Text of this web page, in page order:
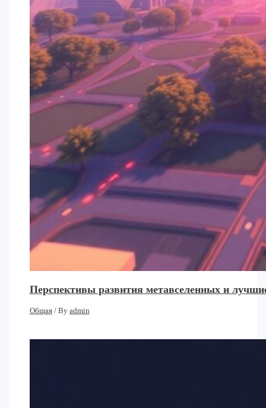
Перспективы развития метавселенных и
Общая/ By admin